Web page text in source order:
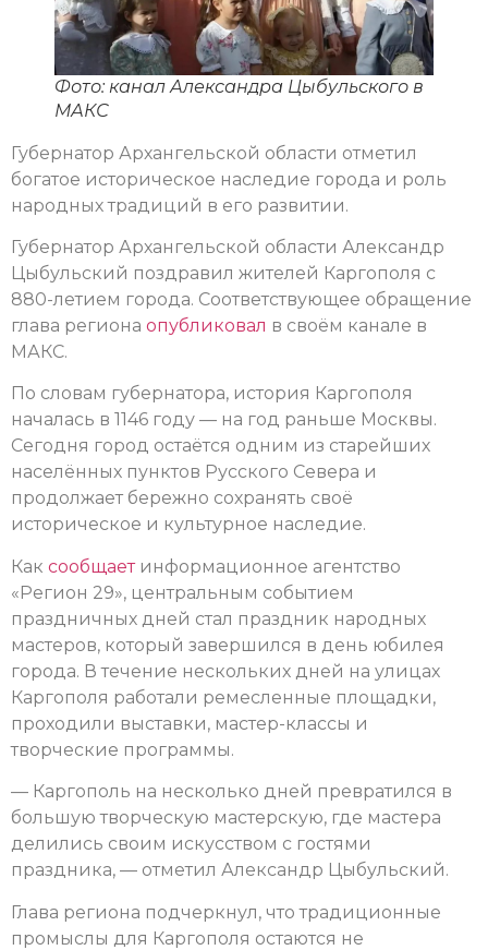
Фото: канал Александра Цыбульского в
МАКС
Губернатор Архангельской области отметил
богатое историческое наследие города и роль
народных традиций в его развитии.
Губернатор Архангельской области Александр
Цыбульский поздравил жителей Каргополя с
880-летием города. Соответствующее обращение
глава региона опубликовал в своём канале в
МАКС.
По словам губернатора, история Каргополя
началась в 1146 году — на год раньше Москвы.
Сегодня город остаётся одним из старейших
населённых пунктов Русского Севера и
продолжает бережно сохранять своё
историческое и культурное наследие.
Как сообщаетинформационное агентство
«Регион 29», центральным событием
праздничных дней стал праздник народных
мастеров, который завершился в день юбилея
города. В течение нескольких дней на улицах
Каргополя работали ремесленные площадки,
проходили выставки, мастер-классы и
творческие программы.
— Каргополь на несколько дней превратился в
большую творческую мастерскую, где мастера
делились своим искусством с гостями
праздника, — отметил Александр Цыбульский.
Глава региона подчеркнул, что традиционные
промыслы для Каргополя остаются не